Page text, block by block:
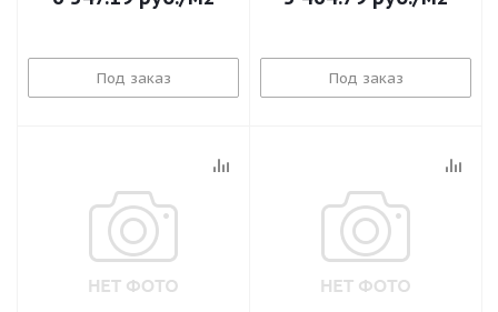
Под заказ Под заказ